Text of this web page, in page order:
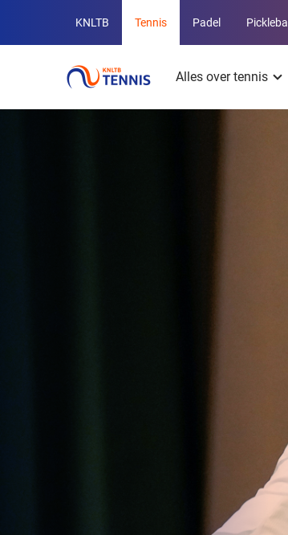
Overige
KNLTB
websites
KNLTB Tennis Padel Pickleball
Alles over tennis